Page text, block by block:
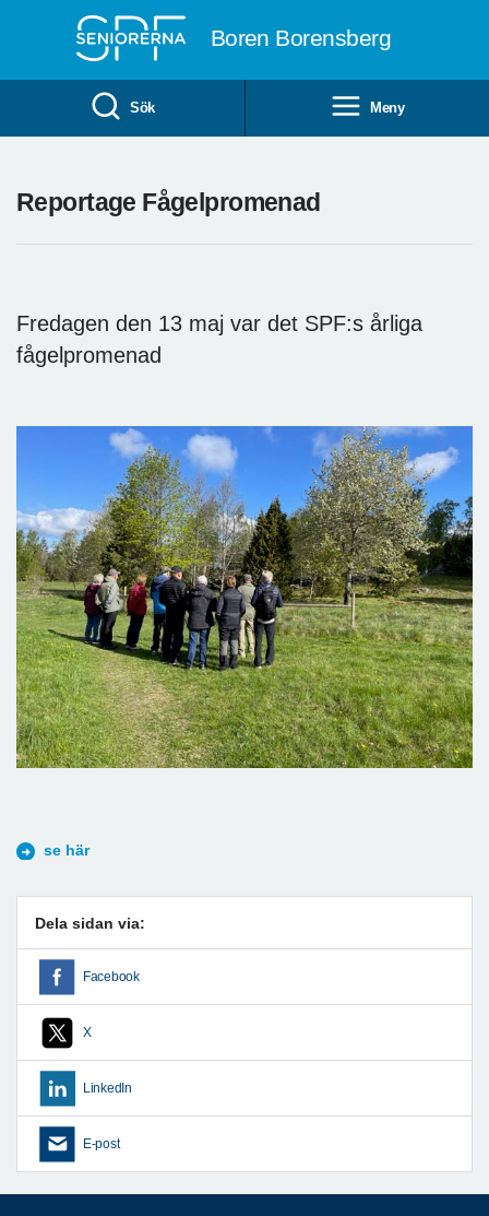
Boren Borensberg
Sök Meny
Reportage Fågelpromenad
Fredagen den 13 maj var det SPF:s årliga
fågelpromenad
se här
Dela sidan via:
Facebook
X
LinkedIn
E-post